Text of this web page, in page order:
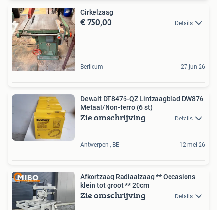
Cirkelzaag
€ 750,00 Details
Berlicum 27 jun 26
Dewalt DT8476-QZ Lintzaagblad DW876
Metaal/Non-ferro (6 st)
Zie omschrijving Details
Antwerpen , BE 12 mei 26
Afkortzaag Radiaalzaag ** Occasions
klein tot groot ** 20cm
Zie omschrijving Details